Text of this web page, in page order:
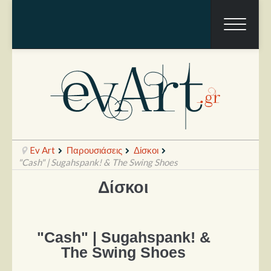
Θέατρο
Ev Art Παρουσιάσεις
Δίσκοι
"Cash" | Sugahspank! & The Swing Shoes
Δίσκοι
"Cash" | Sugahspank! &
The Swing Shoes